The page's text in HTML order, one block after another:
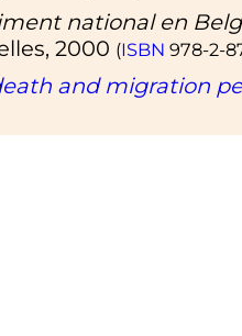
national en
2000 (ISBN 978-2-
and migration